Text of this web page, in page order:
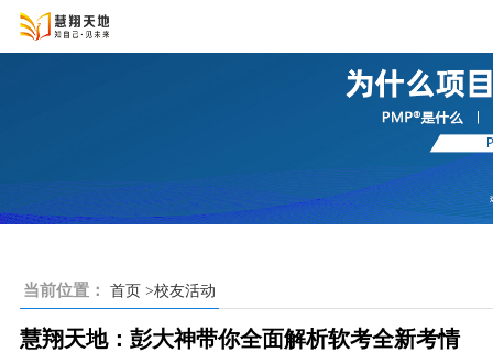
当前位置： 首页 >校友活动
慧翔天地：彭大神带你全面解析软考全新考情